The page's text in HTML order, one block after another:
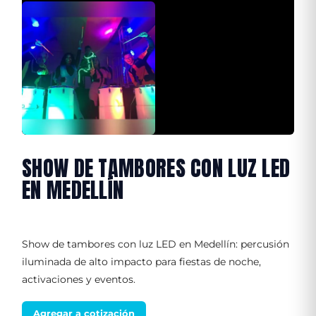
SHOW DE TAMBORES CON LUZ LED
EN MEDELLÍN
Show de tambores con luz LED en Medellín: percusión
iluminada de alto impacto para fiestas de noche,
activaciones y eventos.
Agregar a cotización